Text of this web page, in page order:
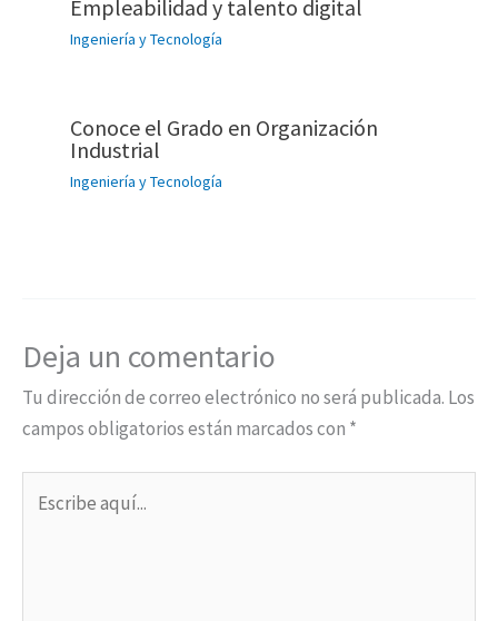
Empleabilidad y talento digital
Ingeniería y Tecnología
Conoce el Grado en Organización
Industrial
Ingeniería y Tecnología
Deja un comentario
Tu dirección de correo electrónico no será publicada. Los
campos obligatorios están marcados con *
aquí...